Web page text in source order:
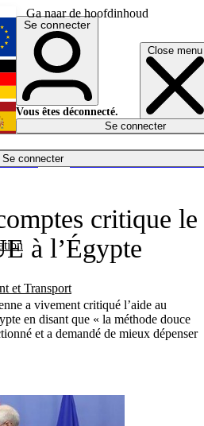
Ga naar de hoofdinhoud
Close menu
Se connecter
et Transport
English
Deutsch
Español
Se connecter
Vous êtes déconnecté.
Se connecter
critique le
à l’Égypte
a vivement critiqué l’aide au
en disant que « la méthode douce
et a demandé de mieux dépenser